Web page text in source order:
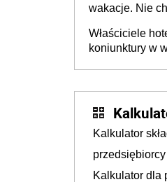
wakacje. Nie
tam, gdzie
Właściciele
koniunktury w
Kalkulator
przedsiębiorcy
Kalkulator dla